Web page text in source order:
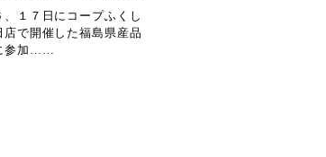
、１７日にコープふくし
店で開催した福島県産品
参加……